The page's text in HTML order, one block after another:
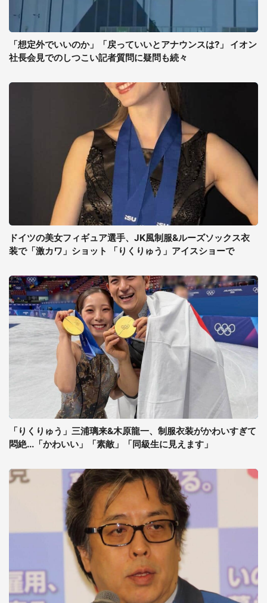
「想定外でいいのか」「戻っていいとアナウンスは?」 イオン
社長会見でのしつこい記者質問に疑問も続々
ドイツの美女フィギュア選手、JK風制服&ルーズソックス衣
装で「激カワ」ショット 「りくりゅう」アイスショーで
「りくりゅう」三浦璃来&木原龍一、制服衣装がかわいすぎて
悶絶...「かわいい」「素敵」「同級生に見えます」